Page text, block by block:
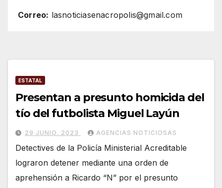
Correo: lasnoticiasenacropolis@gmail.com
ESTATAL
Presentan a presunto homicida del
tío del futbolista Miguel Layún
29 JUNIO, 2023 AGENCIAS NOTICIOSAS
Detectives de la Policía Ministerial Acreditable
lograron detener mediante una orden de
aprehensión a Ricardo “N” por el presunto